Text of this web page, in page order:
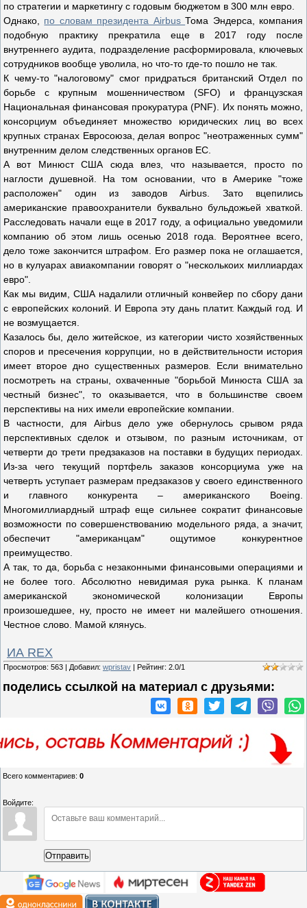
по стратегии и маркетингу с годовым бюджетом в 300 млн евро.
Однако, по словам президента AirbusТома Эндерса, компания
подобную практику прекратила еще в 2017 году после
внутреннего аудита, подразделение расформировала, ключевых
сотрудников вообще уволила, но что-то где-то пошло не так.
К чему-то "налоговому" смог придраться британский Отдел по
борьбе с крупным мошенничеством (SFO) и французская
Национальная финансовая прокуратура (PNF). Их понять можно,
консорциум объединяет множество юридических лиц во всех
крупных странах Евросоюза, делая вопрос "неотраженных сумм"
внутренним делом следственных органов ЕС.
А вот Минюст США сюда влез, что называется, просто по
наглости душевной. На том основании, что в Америке "тоже
расположен" один из заводов Airbus. Зато вцепились
американские правоохранители буквально бульдожьей хваткой.
Расследовать начали еще в 2017 году, а официально уведомили
компанию об этом лишь осенью 2018 года. Вероятнее всего,
дело тоже закончится штрафом. Его размер пока не оглашается,
но в кулуарах авиакомпании говорят о "несколькоих миллиардах
евро".
Как мы видим, США надалили отличный конвейер по сбору дани
с европейских колоний. И Европа эту дань платит. Каждый год. И
не возмущается.
Казалось бы, дело житейское, из категории чисто хозяйственных
споров и пресечения коррупции, но в действительности история
имеет второе дно существенных размеров. Если внимательно
посмотреть на страны, охваченные "борьбой Минюста США за
честный бизнес", то оказывается, что в большинстве своем
перспективы на них имели европейские компании.
В частности, для Airbus дело уже обернулось срывом ряда
перспективных сделок и отзывом, по разным источникам, от
четверти до трети предзаказов на поставки в будущих периодах.
Из-за чего текущий портфель заказов консорциума уже на
четверть уступает размерам предзаказов у своего единственного
и главного конкурента – американского Boeing.
Многомиллиардный штраф еще сильнее сократит финансовые
возможности по совершенствованию модельного ряда, а значит,
обеспечит "американцам" ощутимое конкурентное
преимущество.
А так, то да, борьба с незаконными финансовыми операциями и
не более того. Абсолютно невидимая рука рынка. К планам
американской экономической колонизации Европы
произошедшее, ну, просто не имеет ни малейшего отношения.
Честное слово. Мамой клянусь.
ИА REX
Просмотров: 563 | Добавил: wpristav | Рейтинг: 2.0/1
поделись ссылкой на материал c друзьями:
Всего комментариев: 0
Войдите:
Отправить